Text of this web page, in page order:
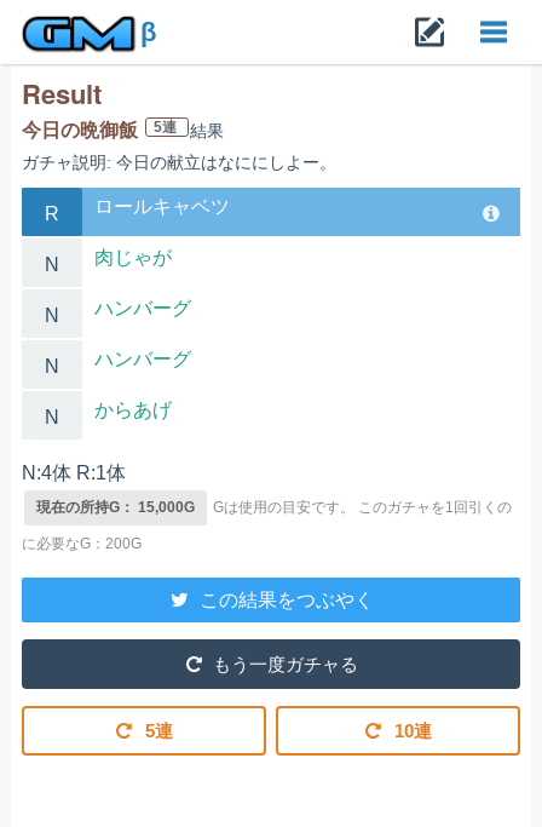
β
Result
今日の晩御飯 5連
結果
ガチャ説明: 今日の献立はなににしよー。
R ロールキャベツ
N 肉じゃが
N ハンバーグ
N ハンバーグ
N からあげ
N:4体 R:1体
現在の所持G： 15,000G Gは使用の目安です。 このガチャを1回引くの
に必要なG：200G
この結果をつぶやく
もう一度ガチャる
5連 10連